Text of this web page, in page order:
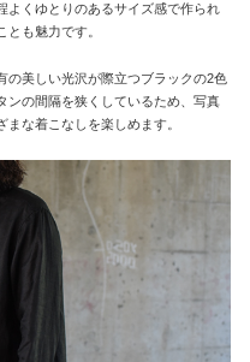
よくゆとりのあるサイズ感で作られ
も魅力です。
の美しい光沢が際立つブラックの2色
ンの間隔を狭くしているため、写真
な着こなしを楽しめます。